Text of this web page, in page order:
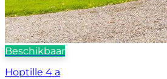
Beschikbaar
Hoptille 4 a